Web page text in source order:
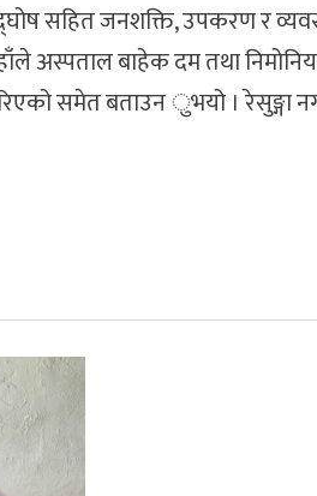
सहित जनशक्ति, उपकरण र
अस्पताल बाहेक दम तथा
समेत बताउन ुभयो । रेसुङ्गा